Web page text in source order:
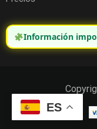
Información
ES